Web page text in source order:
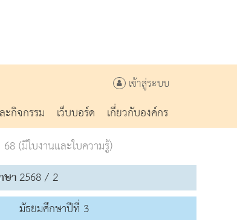
เข้าสู่ระบบ
ะกิจกรรม เว็บบอร์ด
เกี่ยวกับองค์กร
(มีใบงานและใบความรู้)
ษา2568 / 2
มัธยมศึกษาปีที่ 3